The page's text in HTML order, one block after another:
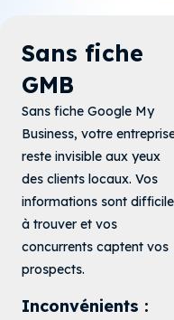
Sans fiche
GMB
Sans fiche Google My
Business, votre
reste invisible aux yeux
des clients locaux. Vos
informations sont
à trouver et vos
concurrents captent vos
prospects.
Inconvénients :